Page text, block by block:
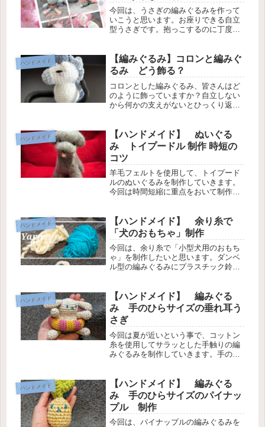
今回は、うさぎの編みぐるみを作って
いこうと思います。お座りできる自立
型うさぎです。抱っこするのに丁度良
ハンドメイド
【編みぐるみ】コロンと編みぐ
るみ どう飾る？
コロンとした編みぐるみ、皆さんはど
のように飾っていますか？自立しない
から何かの支えがないとひっくり返っ
いきます。
ハンドメイド
【ハンドメイド】 ぬいぐる
み トイプードル 制作 時短の
コツ
羊毛フェルトを使用して、トイプード
ルのぬいぐるみを制作していきます。
今回は時間短縮に重点をおいて制作に
ハンドメイド
【ハンドメイド】 余り糸で
「犬のおもちゃ」制作
今回は、余り糸で「小型犬用のおもち
ゃ」を制作したいと思います。ダンベ
ル型の編みぐるみにプラスチック鈴を
ハンドメイド
【ハンドメイド】 編みぐる
み 手のひらサイズの垂れ耳う
さぎ
今回は夏が近いという事で、コットン
糸を使用してサラッとした手触りの編
みぐるみを制作していきます。手のひ
ハンドメイド
【ハンドメイド】 編みぐる
み 手のひらサイズのパイナッ
プル 制作
今回は、パイナップルの編みぐるみを